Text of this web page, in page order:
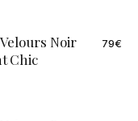
LIMITÉE
Noir
Chic
79€